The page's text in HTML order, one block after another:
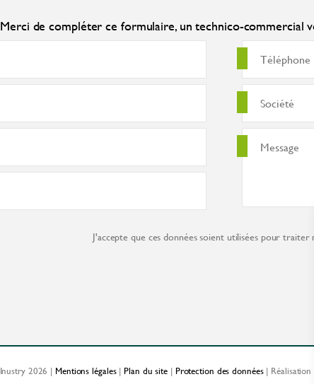
Merci de compléter ce formulaire, un technico-commercial
J'accepte que ces données soient utilisées pour
Inustry 2026 | Mentions légales|Plan du site | Protection des données| Réalisation